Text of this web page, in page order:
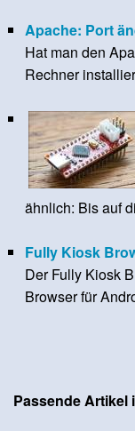
Apache: Port
Hat man den
Rechner
ähnlich: Bis auf
Fully Kiosk
Der Fully Kiosk
Browser für
Passende Artikel